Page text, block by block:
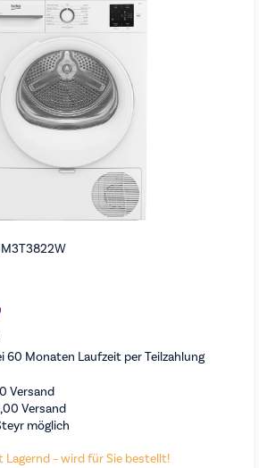
60 Monaten Laufzeit per Teilzahlung
Versand
Versand
möglich
– wird für Sie bestellt!